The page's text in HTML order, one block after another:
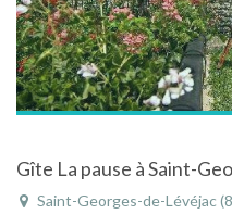
Saint-Georges-de-Lévéjac (8 km),